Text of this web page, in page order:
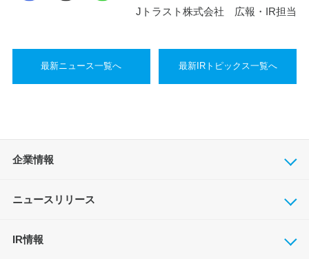
Jトラスト株式会社 広報・IR担当
最新ニュース一覧へ 最新IRトピックス一覧へ
企業情報
ニュースリリース
IR情報